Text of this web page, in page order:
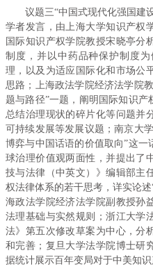
议题三“中国式现代化强国建
学者发言，由上海大学知识产权
国际知识产权学院教授宋晓亭分
制度，并以中药品种保护制度
理，以及为适应国际化和市场公
思路；上海政法学院经济法学院
题与路径”一题，阐明国际知识产
总结治理现状的碎片化等问题并
可持续发展等发展议题；南京大
博弈与中国话语的价值取向”这
球治理价值观两面性，并提出了
技与法律（中英文）》编辑部主
权法律体系的若干思考，详实论
海政法学院经济法学院副教授孙
法理基础与实然规则；浙江大学
法》第五次修改草案为中心，分
和完善；复旦大学法学院博士研
据统计展示百年变局对于中美知识